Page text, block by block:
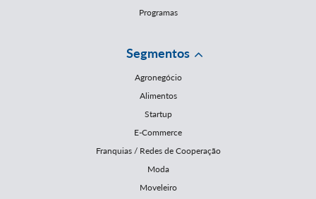
Programas
Segmentos
Agronegócio
Alimentos
Startup
E-Commerce
Franquias / Redes de Cooperação
Moda
Moveleiro